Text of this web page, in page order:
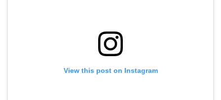
View this post on Instagram